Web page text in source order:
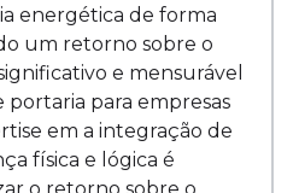
energética de forma
um retorno sobre o
e mensurável
portaria para empresas
em a integração de
física e lógica é